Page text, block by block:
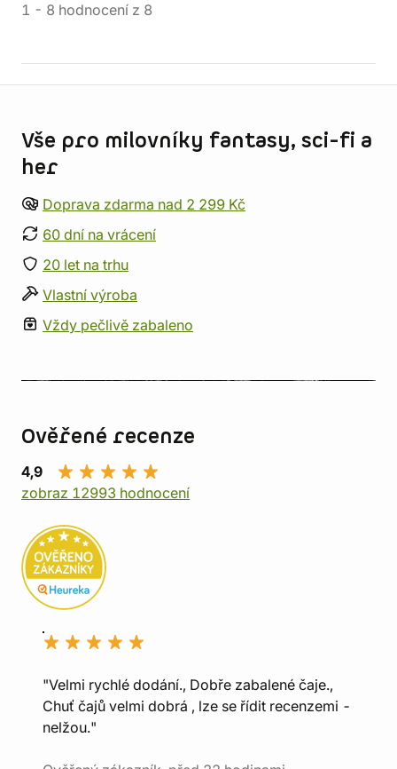
1 - 8 hodnocení z 8
Vše pro milovníky fantasy, sci-fi a
her
Doprava zdarma nad 2 299 Kč
60 dní na vrácení
20 let na trhu
Vlastní výroba
Vždy pečlivě zabaleno
Ověřené recenze
4,9
zobraz 12993 hodnocení
"Velmi rychlé dodání., Dobře zabalené čaje.,
Chuť čajů velmi dobrá , lze se řídit recenzemi -
nelžou."